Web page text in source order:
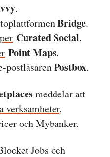
.
Bridge.
Curated Social.
Point Maps.
postläsarenPostbox.
meddelar att
verksamheter,
och Mybanker.
Jobs och